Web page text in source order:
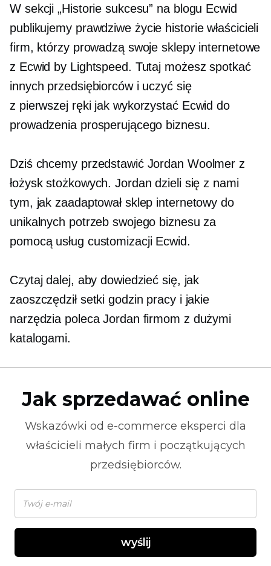
W sekcji „Historie sukcesu” na blogu Ecwid
publikujemy prawdziwe życie historie właścicieli
firm, którzy prowadzą swoje sklepy internetowe
z Ecwid by Lightspeed. Tutaj możesz spotkać
innych przedsiębiorców i uczyć się
z pierwszej rękijak wykorzystać Ecwid do
prowadzenia prosperującego biznesu.
Dziś chcemy przedstawić Jordan Woolmer z
łożysk stożkowych. Jordan dzieli się z nami
tym, jak zaadaptował sklep internetowy do
unikalnych potrzeb swojego biznesu za
pomocą usług customizacji Ecwid.
Czytaj dalej, aby dowiedzieć się, jak
zaoszczędził setki godzin pracy i jakie
narzędzia poleca Jordan firmom z dużymi
katalogami.
Jak sprzedawać online
Wskazówki od e-commerce eksperci dla
właścicieli małych firm i początkujących
przedsiębiorców.
wyślij